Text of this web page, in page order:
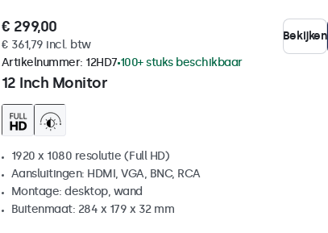
€ 299,00
€ 361,79 incl. btw
Bekijken
12 Inch Monitor
Artikelnummer: 12HD7 100+ stuks beschikbaar
1920 x 1080 resolutie (Full HD)
Aansluitingen: HDMI, VGA, BNC, RCA
Montage: desktop, wand
Buitenmaat: 284 x 179 x 32 mm